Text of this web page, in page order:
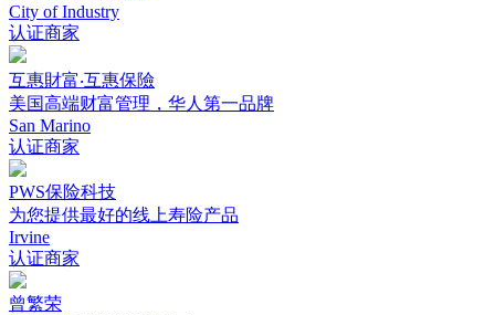
City of Industry
认证商家
互惠財富‧互惠保險
美国高端财富管理，华人第一品牌
San Marino
认证商家
PWS保险科技
为您提供最好的线上寿险产品
Irvine
认证商家
曾繁荣